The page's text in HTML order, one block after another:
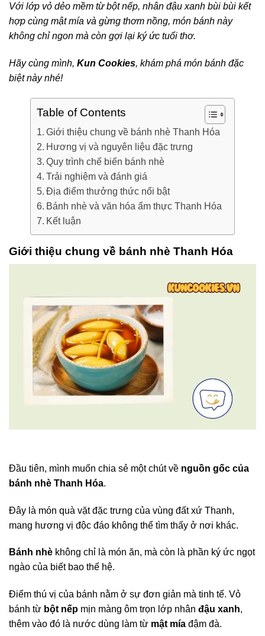
Với lớp vỏ dẻo mềm từ bột nếp, nhân đậu xanh bùi bùi kết
hợp cùng mật mía và gừng thơm nồng, món bánh này
không chỉ ngon mà còn gợi lại ký ức tuổi thơ.
Hãy cùng mình, Kun Cookies, khám phá món bánh đặc
biệt này nhé!
Table of Contents
Giới thiệu chung về bánh nhè Thanh Hóa
Hương vị và nguyên liệu đặc trưng
Quy trình chế biến bánh nhè
Trải nghiệm và đánh giá
Địa điểm thưởng thức nổi bật
Bánh nhè và văn hóa ẩm thực Thanh Hóa
Kết luận
Giới thiệu chung về bánh nhè Thanh Hóa
Đầu tiên, mình muốn chia sẻ một chút về nguồn gốc của
bánh nhè Thanh Hóa.
Đây là món quà vặt đặc trưng của vùng đất xứ Thanh,
mang hương vị độc đáo không thể tìm thấy ở nơi khác.
Bánh nhè không chỉ là món ăn, mà còn là phần ký ức ngọt
ngào của biết bao thế hệ.
Điểm thú vị của bánh nằm ở sự đơn giản mà tinh tế. Vỏ
bánh từ bột nếp mịn màng ôm trọn lớp nhân đậu xanh,
thêm vào đó là nước dùng làm từ mật mía đậm đà.